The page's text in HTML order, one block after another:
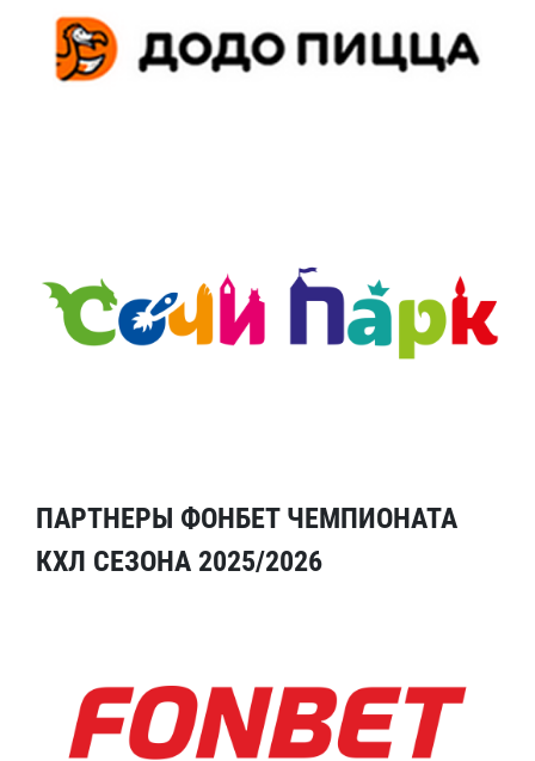
ПАРТНЕРЫ ФОНБЕТ ЧЕМПИОНАТА
КХЛ СЕЗОНА 2025/2026